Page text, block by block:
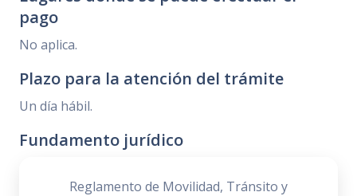
pago
No aplica.
Plazo para la atención del trámite
Un día hábil.
Fundamento jurídico
Reglamento de Movilidad, Tránsito y